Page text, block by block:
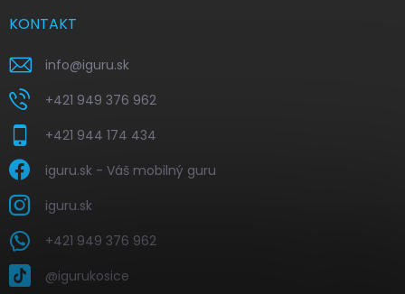
KONTAKT
info@iguru.sk
+421 949 376 962
+421 944 174 434
iguru.sk - Váš mobilný guru
iguru.sk
+421 949 376 962
@igurukosice